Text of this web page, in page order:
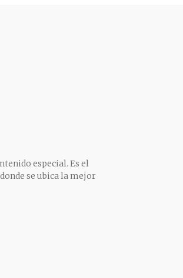
especial. Es el
se ubica la mejor